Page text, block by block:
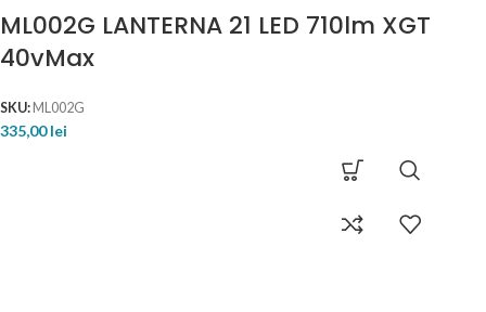
ML002G LANTERNA 21 LED 710lm XGT
40vMax
SKU:ML002G
335,00lei